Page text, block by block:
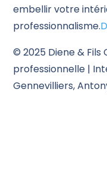
embellir votre
professionnalisme.
© 2025 Diene &
professionnelle |
Gennevilliers,